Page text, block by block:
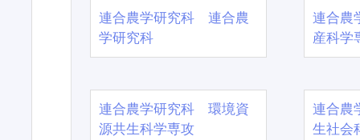
連合農学研究科 連合農
学研究科
連合農
産科学
連合農学研究科 環境資
源共生科学専攻
連合農
生社会